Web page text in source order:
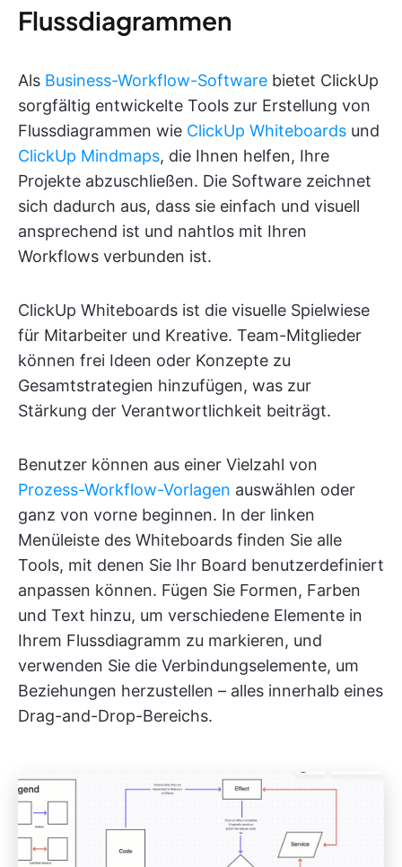
Flussdiagrammen
Als Business-Workflow-Software bietet ClickUp
sorgfältig entwickelte Tools zur Erstellung von
Flussdiagrammen wie ClickUp Whiteboards und
ClickUp Mindmaps, die Ihnen helfen, Ihre
Projekte abzuschließen. Die Software zeichnet
sich dadurch aus, dass sie einfach und visuell
ansprechend ist und nahtlos mit Ihren
Workflows verbunden ist.
ClickUp Whiteboards ist die visuelle Spielwiese
für Mitarbeiter und Kreative. Team-Mitglieder
können frei Ideen oder Konzepte zu
Gesamtstrategien hinzufügen, was zur
Stärkung der Verantwortlichkeit beiträgt.
Benutzer können aus einer Vielzahl von
Prozess-Workflow-Vorlagen auswählen oder
ganz von vorne beginnen. In der linken
Menüleiste des Whiteboards finden Sie alle
Tools, mit denen Sie Ihr Board benutzerdefiniert
anpassen können. Fügen Sie Formen, Farben
und Text hinzu, um verschiedene Elemente in
Ihrem Flussdiagramm zu markieren, und
verwenden Sie die Verbindungselemente, um
Beziehungen herzustellen – alles innerhalb eines
Drag-and-Drop-Bereichs.